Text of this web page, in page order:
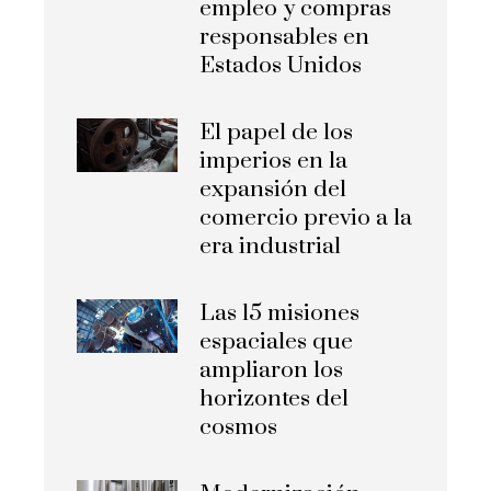
empleo y compras
responsables en
Estados Unidos
El papel de los
imperios en la
expansión del
comercio previo a la
era industrial
Las 15 misiones
espaciales que
ampliaron los
horizontes del
cosmos